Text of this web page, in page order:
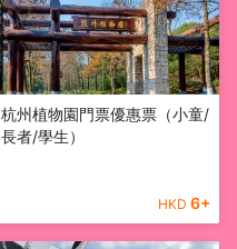
杭州植物園門票優惠票（小童/
長者/學生）
HKD 6+